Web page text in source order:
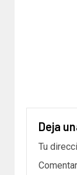
Deja
Tu